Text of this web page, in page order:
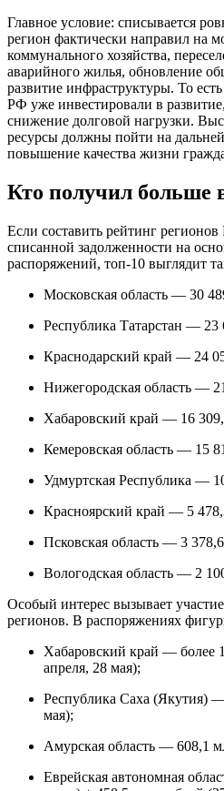
Главное условие: списывается
регион фактически направил на
коммунального хозяйства,
аварийного жилья, обновление
развитие инфраструктуры. То
РФ уже инвестировали в
снижение долговой нагрузки.
ресурсы должны пойти на
повышение качества жизни
Кто получил больше
Если составить рейтинг
списанной задолженности на
распоряжений, топ-10 выглядит
Московская область — 30
Республика Татарстан — 23
Краснодарский край — 24
Нижегородская область —
Хабаровский край — 16
Кемеровская область — 15
Удмуртская Республика —
Красноярский край — 5
Псковская область — 3
Вологодская область — 2
Особый интерес вызывает
регионов. В распоряжениях
Хабаровский край — более
апреля, 28 мая);
Республика Саха (Якутия)
мая);
Амурская область — 608,1
Еврейская автономная